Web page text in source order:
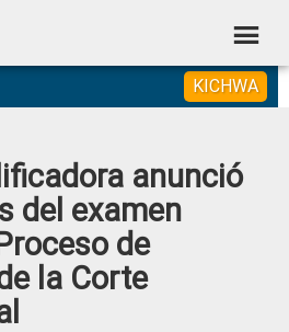
KICHWA
anunció
del examen
de
la Corte